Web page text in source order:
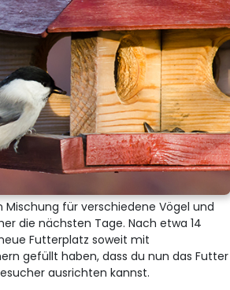
für verschiedene Vögel und
die nächsten Tage. Nach etwa 14
Futterplatz soweit mit
gefüllt haben, dass du nun das Futter
ausrichten kannst.